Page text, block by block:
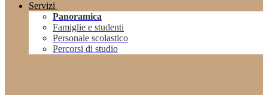
Servizi
Panoramica
Famiglie e studenti
Personale scolastico
Percorsi di studio